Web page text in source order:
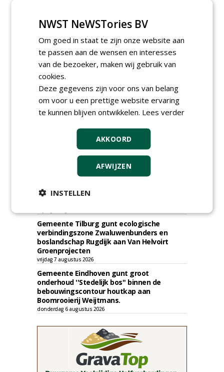
TENDERS
Gemeente Hoeksche Waard gunt
maaibestek watergangen 2026-2027 aan
Verhart Groen en Jaro.
vrijdag 7 augustus 2026
Gemeente Tilburg gunt raamovereenkomst
kap en herplant bomen aan J. van Esch.
vrijdag 7 augustus 2026
Gemeente Nissewaard gunt eeheer en
gemeenten Voorne aan Zee en Nissewaard
Gemeente Tilburg gunt ecologische
verbindingszone Zwaluwenbunders en
boslandschap Rugdijk aan Van Helvoirt
Groenprojecten
vrijdag 7 augustus 2026
Gemeente Eindhoven gunt groot
onderhoud ''Stedelijk bos'' binnen de
bebouwingscontour houtkap aan
Boomrooierij Weijtmans.
donderdag 6 augustus 2026
NWST NeWSTories BV
Om goed in staat te zijn onze website aan
te passen aan de wensen en interesses
van de bezoeker, maken wij gebruik van
cookies.
Deze gegevens zijn voor ons van belang
om voor u een prettige website ervaring
te kunnen blijven ontwikkelen. Lees verder
AKKOORD
AFWIJZEN
INSTELLEN